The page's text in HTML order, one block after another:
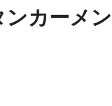
カーメ